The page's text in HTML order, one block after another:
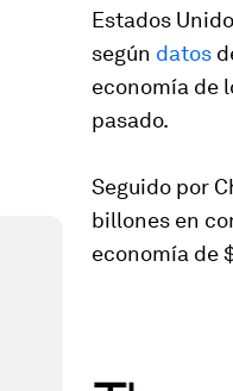
Estados
según datos
economía de
pasado.
Seguido por
billones en
economía de